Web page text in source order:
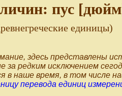
пус
единицы)
здесь представлены
за редким исключением
в наше время, в том числе
перевода единиц